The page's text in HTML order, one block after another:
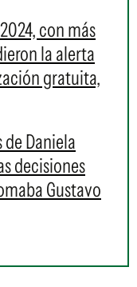
con más
la alerta
gratuita,
Daniela
decisiones
Gustavo